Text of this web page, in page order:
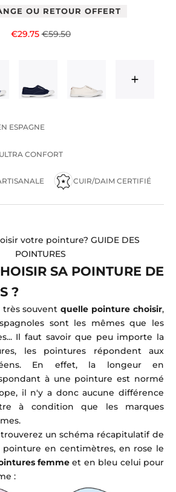
OU RETOUR OFFERT
Prix de vente
€29.75Prix normal
€59.50
ESPAGNE
CONFORT
CUIR/DAIM CERTIFIÉ
votre pointure? GUIDE DES
POINTURES
SA POINTURE DE
?
souvent quelle pointure choisir,
sont les mêmes que les
Il faut savoir que peu importe la
les pointures répondent aux
En effet, la longeur en
à une pointure est normé
il n'y a donc aucune différence
à condition que les marques
un schéma récapitulatif de
pointure en centimètres, en rose le
femme et en bleu celui pour
: